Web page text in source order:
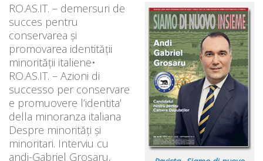
RO.AS.IT. – demersuri de
succes pentru
conservarea și
promovarea identității
minorității italiene•
RO.AS.IT. – Azioni di
successo per conservare
e promuovere l’identita’
della minoranza italiana
Despre minorități și
minoritari. Interviu cu
andi-Gabriel Grosaru,